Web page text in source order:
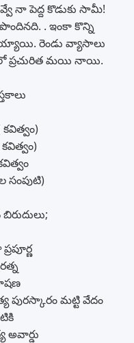
నా పెద్ద కొడుకు సామీ!
. ఇంకా కొన్ని
రెండు వ్యాసాలు
ప్రచురిత మయి నాయి.
సంపుటి)
పురస్కారం మట్టి వేదం
అవార్డు